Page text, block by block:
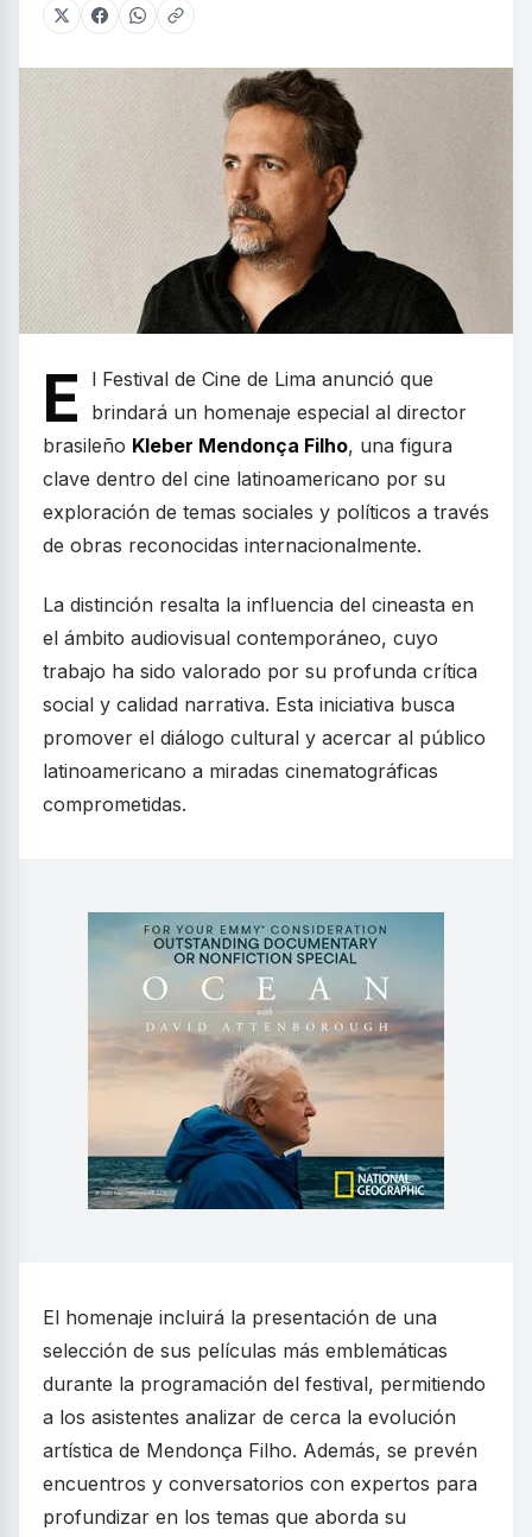
E
l Festival de Cine de Lima anunció que
brindará un homenaje especial al director
brasileño Kleber Mendonça Filho, una figura
clave dentro del cine latinoamericano por su
exploración de temas sociales y políticos a través
de obras reconocidas internacionalmente.
La distinción resalta la influencia del cineasta en
el ámbito audiovisual contemporáneo, cuyo
trabajo ha sido valorado por su profunda crítica
social y calidad narrativa. Esta iniciativa busca
promover el diálogo cultural y acercar al público
latinoamericano a miradas cinematográficas
comprometidas.
El homenaje incluirá la presentación de una
selección de sus películas más emblemáticas
durante la programación del festival, permitiendo
a los asistentes analizar de cerca la evolución
artística de Mendonça Filho. Además, se prevén
encuentros y conversatorios con expertos para
profundizar en los temas que aborda su